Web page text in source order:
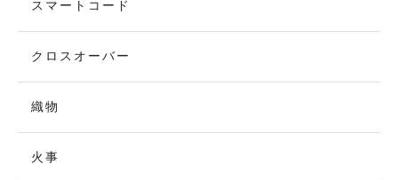
スマートコード
クロスオーバー
織物
火事